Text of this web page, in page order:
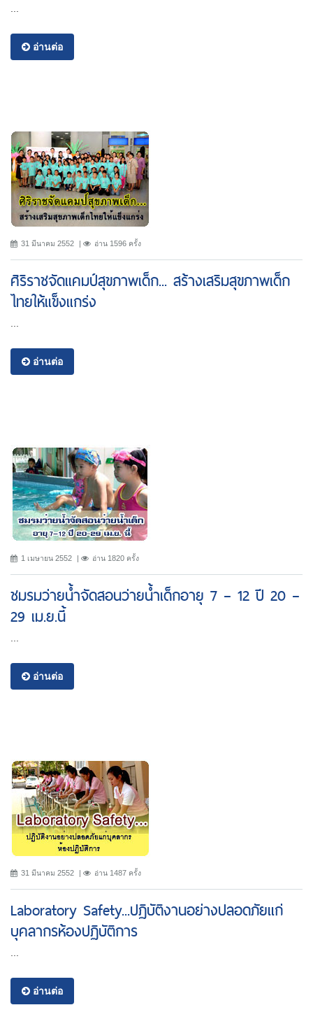
อ่านต่อ
31 มีนาคม 2552 อ่าน 1596 ครั้ง
ศิริราชจัดแคมป์สุขภาพเด็ก... สร้างเสริมสุขภาพเด็ก
ไทยให้แข็งแกร่ง
อ่านต่อ
1 เมษายน 2552 อ่าน 1820 ครั้ง
ชมรมว่ายน้ำจัดสอนว่ายน้ำเด็กอายุ 7 – 12 ปี 20 –
29 เม.ย.นี้
อ่านต่อ
31 มีนาคม 2552 อ่าน 1487 ครั้ง
Laboratory Safety...ปฏิบัติงานอย่างปลอดภัยแก่
บุคลากรห้องปฏิบัติการ
อ่านต่อ